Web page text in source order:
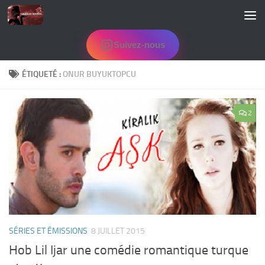
Skip to content
Suivez-nous
ÉTIQUETÉ :ONUR BUYUKTOPCU
2
SÉRIES ET ÉMISSIONS 8 JUILLET 2015
Hob Lil Ijar une comédie romantique turque